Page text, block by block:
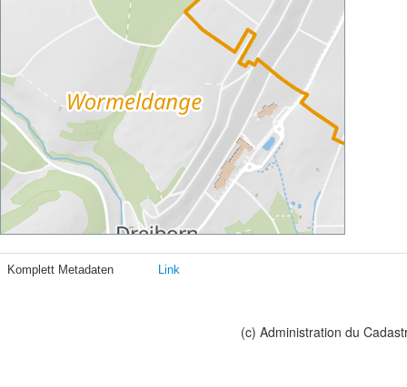
Komplett Metadaten Link
(c) Administration du